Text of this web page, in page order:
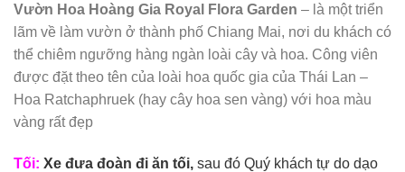
Vườn Hoa Hoàng Gia Royal Flora Garden – là một triển
lãm về làm vườn ở thành phố Chiang Mai, nơi du khách có
thể chiêm ngưỡng hàng ngàn loài cây và hoa. Công viên
được đặt theo tên của loài hoa quốc gia của Thái Lan –
Hoa Ratchaphruek (hay cây hoa sen vàng) với hoa màu
vàng rất đẹp
Tối: Xe đưa đoàn đi ăn tối, sau đó Quý khách tự do dạo